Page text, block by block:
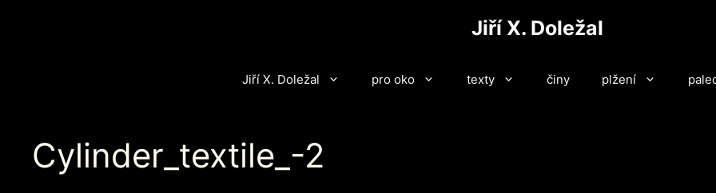
Jiří X. Doležal
Jiří X. Doležal pro oko texty činy plžení
Cylinder_textile_-2